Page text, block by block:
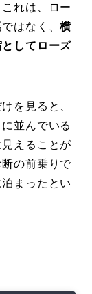
れは、ロー
はなく、横
してローズ
を見ると、
並んでいる
えることが
の前乗りで
まったとい